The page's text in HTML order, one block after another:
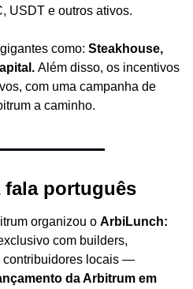
USDT e outros ativos.
como: Steakhouse,
Além disso, os incentivos
com uma campanha de
a caminho.
fala português
organizou o ArbiLunch:
com builders,
contribuidores locais —
da Arbitrum em